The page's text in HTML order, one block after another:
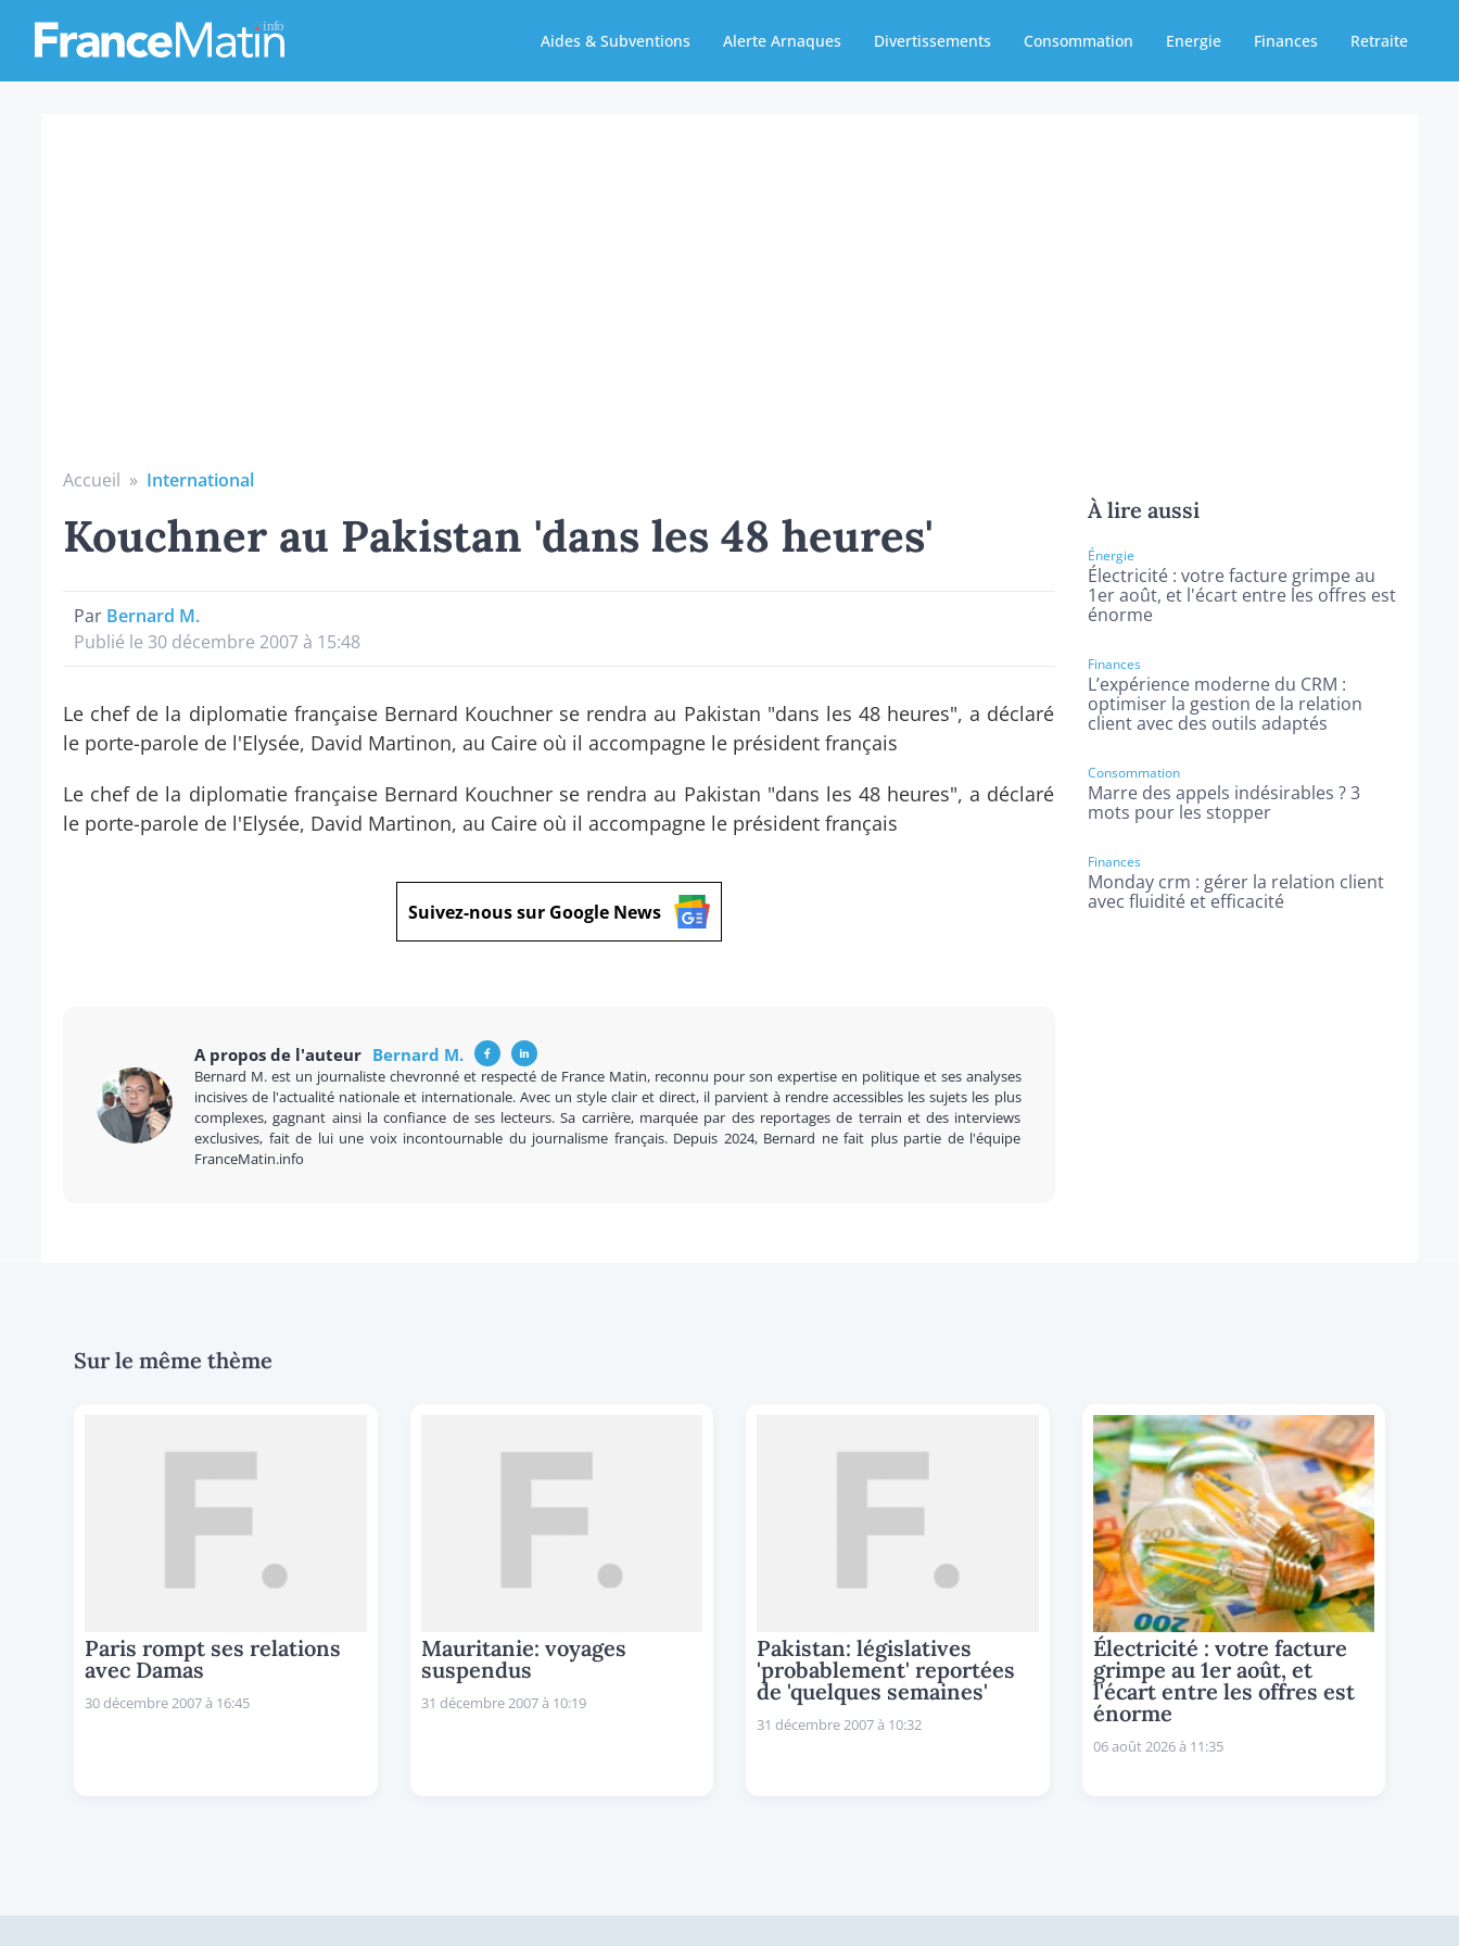
Aides & Subventions Alerte Arnaques Divertissements Consommation Energie Finances Retraite
Accueil » International
Kouchner au Pakistan 'dans les 48 heures'
Par Bernard M.
Publié le 30 décembre 2007 à 15:48
Le chef de la diplomatie française Bernard Kouchner se rendra au Pakistan "dans les 48 heures", a déclaré
le porte-parole de l'Elysée, David Martinon, au Caire où il accompagne le président français
Le chef de la diplomatie française Bernard Kouchner se rendra au Pakistan "dans les 48 heures", a déclaré
le porte-parole de l'Elysée, David Martinon, au Caire où il accompagne le président français
Suivez-nous sur Google News
A propos de l'auteur Bernard M.
Bernard M. est un journaliste chevronné et respecté de France Matin, reconnu pour son expertise en politique et ses analyses
incisives de l'actualité nationale et internationale. Avec un style clair et direct, il parvient à rendre accessibles les sujets les plus
complexes, gagnant ainsi la confiance de ses lecteurs. Sa carrière, marquée par des reportages de terrain et des interviews
exclusives, fait de lui une voix incontournable du journalisme français. Depuis 2024, Bernard ne fait plus partie de l'équipe
FranceMatin.info
À lire aussi
Énergie
Électricité : votre facture grimpe au
1er août, et l'écart entre les offres est
énorme
Finances
L’expérience moderne du CRM :
optimiser la gestion de la relation
client avec des outils adaptés
Consommation
Marre des appels indésirables ? 3
mots pour les stopper
Finances
Monday crm : gérer la relation client
avec fluidité et efficacité
Sur le même thème
Paris rompt ses relations
avec Damas
30 décembre 2007 à 16:45
Mauritanie: voyages
suspendus
31 décembre 2007 à 10:19
Pakistan: législatives
'probablement' reportées
de 'quelques semaines'
31 décembre 2007 à 10:32
Électricité : votre facture
grimpe au 1er août, et
l'écart entre les offres est
énorme
06 août 2026 à 11:35